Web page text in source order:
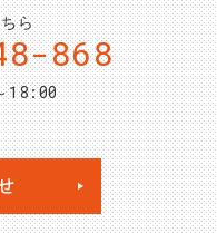
ら
868
18:00
お問合せ・ご